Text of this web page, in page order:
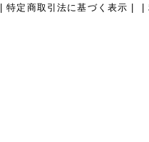
|特定商取引法に基づく表示 | |